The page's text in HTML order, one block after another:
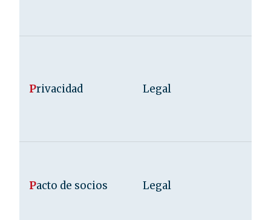
Privacidad Legal
Pacto de socios Legal